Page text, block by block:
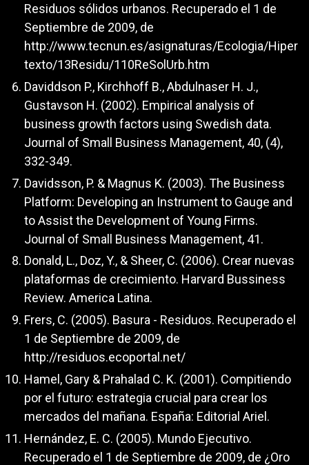
Residuos sólidos urbanos. Recuperado el 1 de
Septiembre de 2009, de
http://www.tecnun.es/asignaturas/Ecologia/Hiper
texto/13Residu/110ReSolUrb.htm
Daviddson P., Kirchhoff B., Abdulnaser H. J.,
Gustavson H. (2002). Empirical analysis of
business growth factors using Swedish data.
Journal of Small Business Management, 40, (4),
332-349.
Davidsson, P. & Magnus K. (2003). The Business
Platform: Developing an Instrument to Gauge and
to Assist the Development of Young Firms.
Journal of Small Business Management, 41.
Donald, L., Doz, Y., & Sheer, C. (2006). Crear nuevas
plataformas de crecimiento. Harvard Bussiness
Review. America Latina.
Frers, C. (2005). Basura - Residuos. Recuperado el
1 de Septiembre de 2009, de
http://residuos.ecoportal.net/
Hamel, Gary & Prahalad C. K. (2001). Compitiendo
por el futuro: estrategia crucial para crear los
mercados del mañana. España: Editorial Ariel.
Hernández, E. C. (2005). Mundo Ejecutivo.
Recuperado el 1 de Septiembre de 2009, de ¿Oro